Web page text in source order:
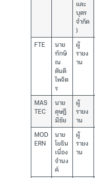
และ
บุตร
จำกัด
)
FTE
นาย
ทักษิ
ณ
ตันติ
ไพจิต
ร
ผู้
รายง
าน
MAS
TEC
นาย
ดุษฎี
มีชัย
ผู้
รายง
าน
MOD
ERN
นาย
โยธิน
เนื่อง
จำนง
ค์
ผู้
รายง
าน